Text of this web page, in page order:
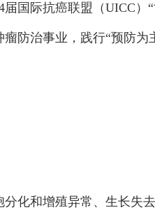
届国际抗癌联盟（UICC）
瘤防治事业，践行“预防
分化和增殖异常、生长失